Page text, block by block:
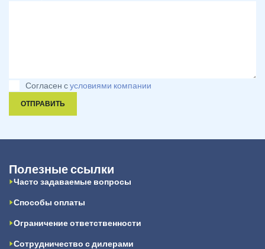
Согласен сусловиями компании
ОТПРАВИТЬ
Полезные ссылки
Часто задаваемые вопросы
Способы оплаты
Ограничение ответственности
Сотрудничество с дилерами